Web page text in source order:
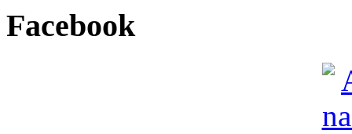
Facebook